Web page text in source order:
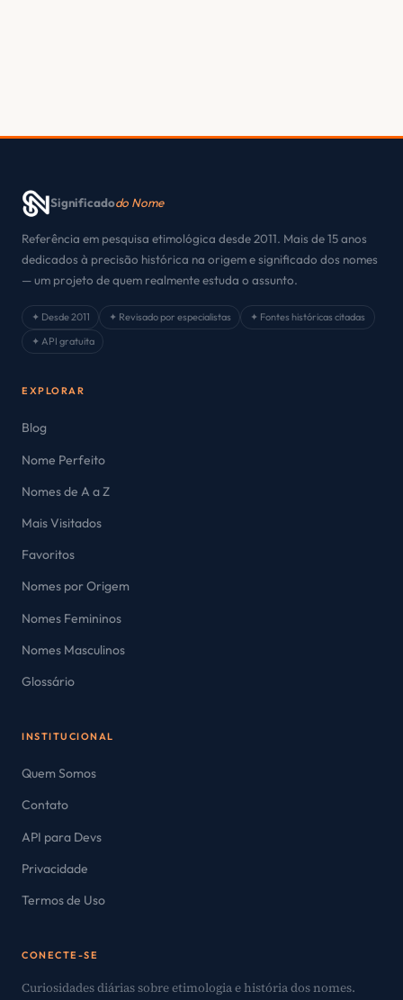
Significadodo Nome
Referência em pesquisa etimológica desde 2011. Mais de 15 anos
dedicados à precisão histórica na origem e significado dos nomes
— um projeto de quem realmente estuda o assunto.
✦ Desde 2011 ✦ Revisado por especialistas
✦ Fontes históricas citadas
✦ API gratuita
EXPLORAR
Blog
Nome Perfeito
Nomes de A a Z
Mais Visitados
Favoritos
Nomes por Origem
Nomes Femininos
Nomes Masculinos
Glossário
INSTITUCIONAL
Quem Somos
Contato
API para Devs
Privacidade
Termos de Uso
CONECTE-SE
Curiosidades diárias sobre etimologia e história dos nomes.